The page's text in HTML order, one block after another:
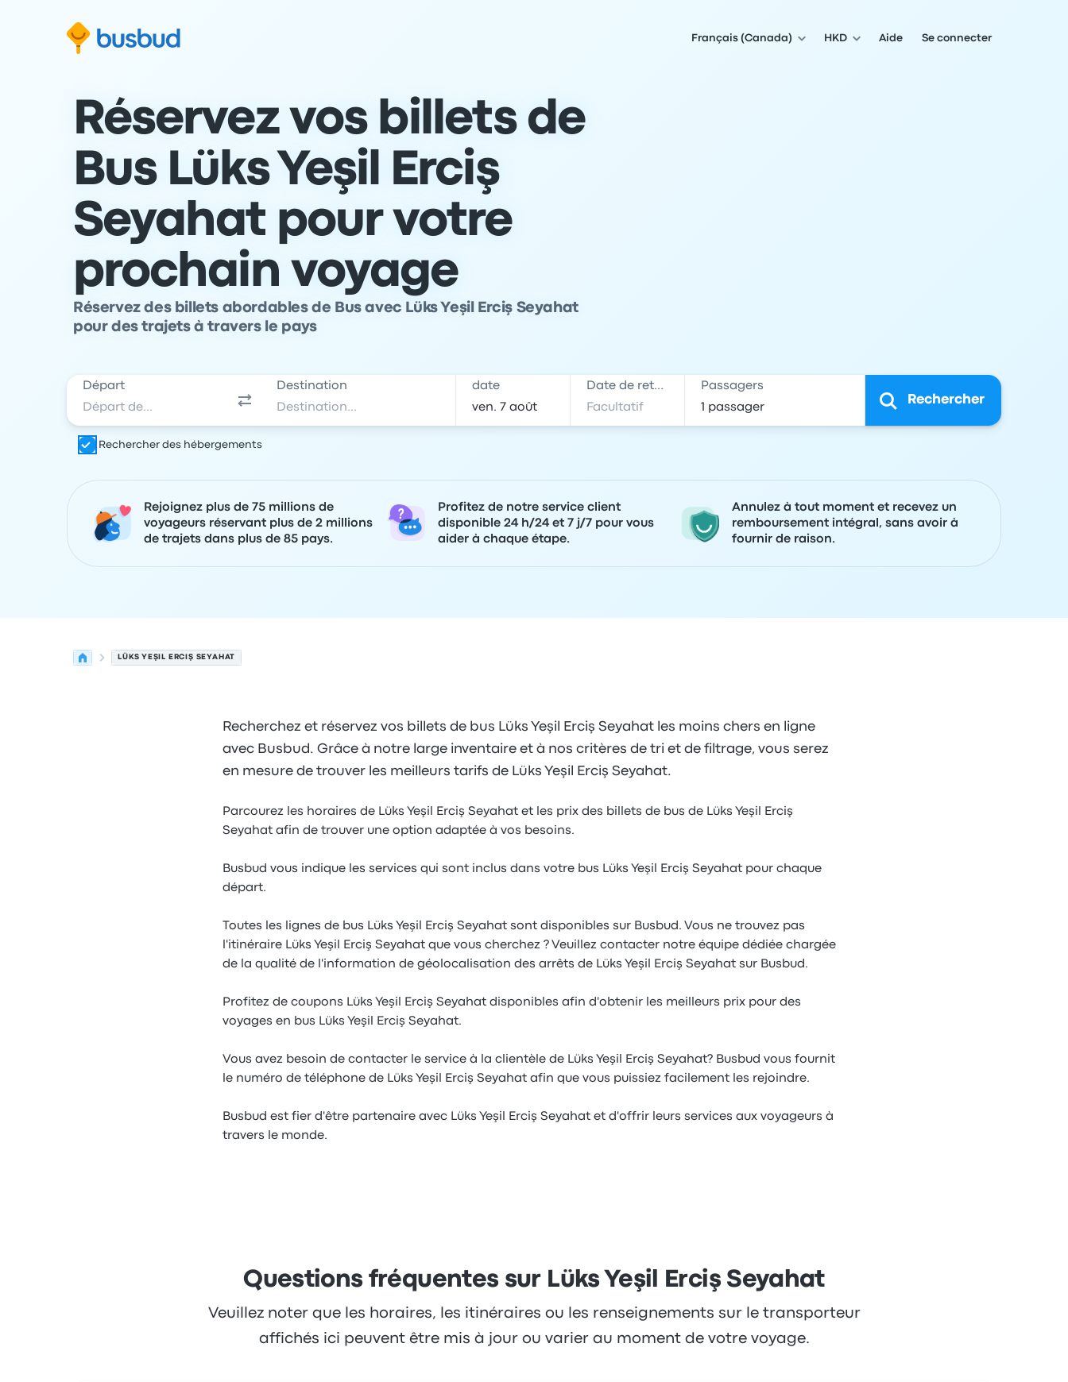
formulaire de recherche
Aller au contenu
Aller au pied de page
Français (Canada) HKD Aide Se connecter
Réservez vos billets de
Bus Lüks Yeşil Erciş
Seyahat pour votre
prochain voyage
Réservez des billets abordables de Bus avec Lüks Yeşil Erciş Seyahat
pour des trajets à travers le pays
Départ Destination date Date de retour Passagers
Rechercher
Rechercher des hébergements
Rejoignez plus de 75 millions de
voyageurs réservant plus de 2 millions
de trajets dans plus de 85 pays.
Profitez de notre service client
disponible 24 h/24 et 7 j/7 pour vous
aider à chaque étape.
Annulez à tout moment et recevez un
remboursement intégral, sans avoir à
fournir de raison.
LÜKS YEŞIL ERCIŞ SEYAHAT
Recherchez et réservez vos billets de bus Lüks Yeşil Erciş Seyahat les moins chers en ligne
avec Busbud. Grâce à notre large inventaire et à nos critères de tri et de filtrage, vous serez
en mesure de trouver les meilleurs tarifs de Lüks Yeşil Erciş Seyahat.
Parcourez les horaires de Lüks Yeşil Erciş Seyahat et les prix des billets de bus de Lüks Yeşil Erciş
Seyahat afin de trouver une option adaptée à vos besoins.
Busbud vous indique les services qui sont inclus dans votre bus Lüks Yeşil Erciş Seyahat pour chaque
départ.
Toutes les lignes de bus Lüks Yeşil Erciş Seyahat sont disponibles sur Busbud. Vous ne trouvez pas
l'itinéraire Lüks Yeşil Erciş Seyahat que vous cherchez ? Veuillez contacter notre équipe dédiée chargée
de la qualité de l'information de géolocalisation des arrêts de Lüks Yeşil Erciş Seyahat sur Busbud.
Profitez de coupons Lüks Yeşil Erciş Seyahat disponibles afin d'obtenir les meilleurs prix pour des
voyages en bus Lüks Yeşil Erciş Seyahat.
Vous avez besoin de contacter le service à la clientèle de Lüks Yeşil Erciş Seyahat? Busbud vous fournit
le numéro de téléphone de Lüks Yeşil Erciş Seyahat afin que vous puissiez facilement les rejoindre.
Busbud est fier d'être partenaire avec Lüks Yeşil Erciş Seyahat et d'offrir leurs services aux voyageurs à
travers le monde.
Questions fréquentes sur Lüks Yeşil Erciş Seyahat
Veuillez noter que les horaires, les itinéraires ou les renseignements sur le transporteur
affichés ici peuvent être mis à jour ou varier au moment de votre voyage.